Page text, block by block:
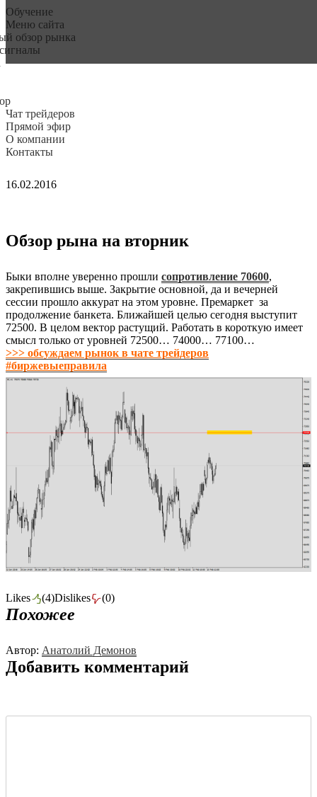
Обучение
Меню сайта
обзор рынка
Чат трейдеров
Прямой эфир
О компании
Контакты
16.02.2016
Обзор рына на вторник
Быки вполне уверенно прошли сопротивление 70600,
закрепившись выше. Закрытие основной, да и вечерней
сессии прошло аккурат на этом уровне. Премаркет за
продолжение банкета. Ближайшей целью сегодня выступит
72500. В целом вектор растущий. Работать в короткую имеет
смысл только от уровней 72500… 74000… 77100…
>>> обсуждаем рынок в чате трейдеров
#биржевыеправила
Likes (4)Dislikes (0)
Похожее
Автор: Анатолий Демонов
Добавить комментарий